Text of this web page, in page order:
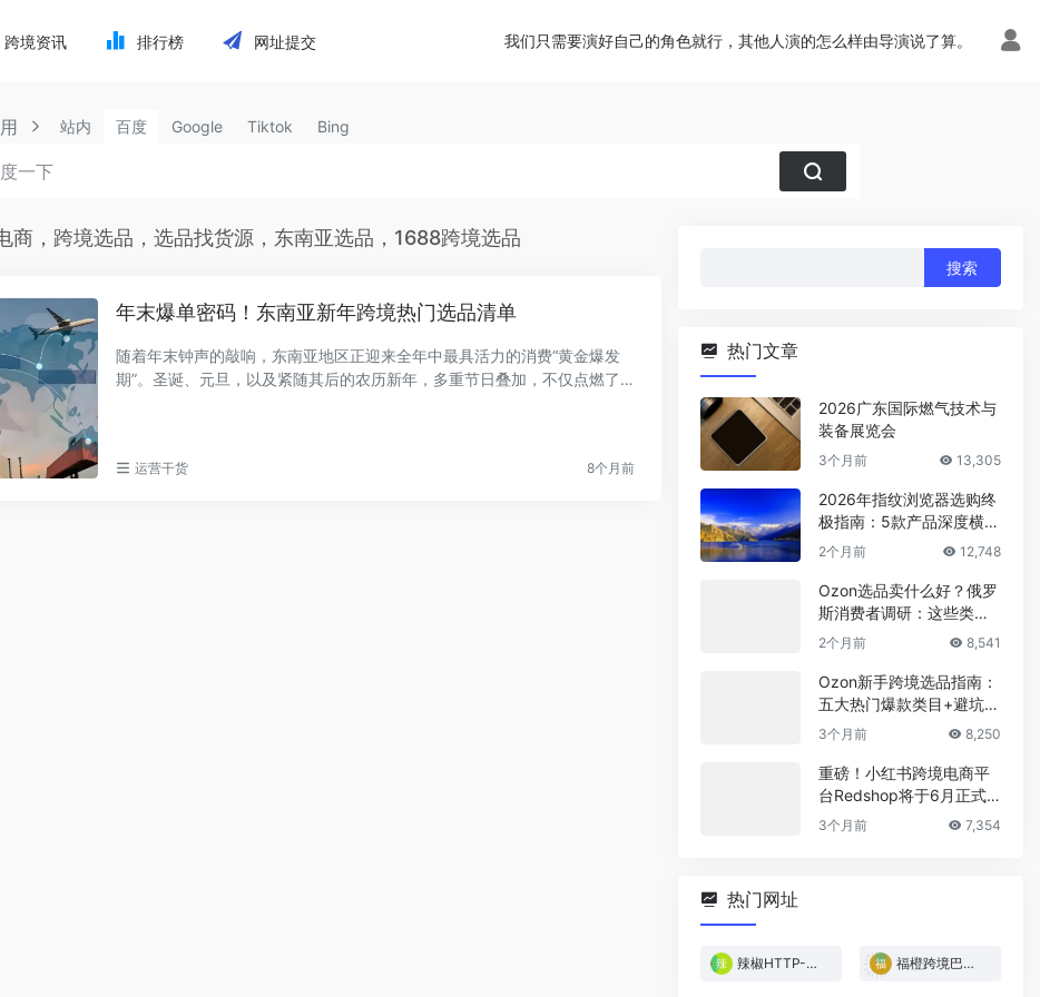
跨境资讯 排行榜 网址提交 我们只需要演好自己的角色就行，其他人演的怎么样由导演说了算。
站内 百度 Google Tiktok Bing
商，跨境选品，选品找货源，东南亚选品，1688跨境选品
年末爆单密码！东南亚新年跨境热门选品清单
随着年末钟声的敲响，东南亚地区正迎来全年中最具活力的消费“黄金爆发
期”。圣诞、元旦，以及紧随其后的农历新年，多重节日叠加，不仅点燃了浓
运营干货 8个月前
热门文章
2026广东国际燃气技术与
装备展览会
3个月前 13,305
2026年指纹浏览器选购终
极指南：5款产品深度横
评，帮你省下冤枉钱
2个月前 12,748
Ozon选品卖什么好？俄罗
斯消费者调研：这些类目
最稳！
2个月前 8,541
Ozon新手跨境选品指南：
五大热门爆款类目+避坑清
单
3个月前 8,250
重磅！小红书跨境电商平
台Redshop将于6月正式
上线！
3个月前 7,354
热门网址
辣椒HTTP-免费试用 福橙跨境巴西专线